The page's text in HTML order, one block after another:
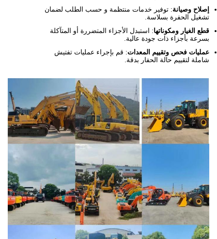
إصلاح وصيانة: توفير خدمات منتظمة و حسب الطلب لضمان
تشغيل الحفرة بسلاسة.
قطع الغيار ومكوناتها: استبدل الأجزاء المتضررة أو المتآكلة
بسرعة بأجزاء ذات جودة عالية.
عمليات فحص وتقييم المعدات: قم بإجراء عمليات تفتيش
شاملة لتقييم حالة الحفار بدقة.